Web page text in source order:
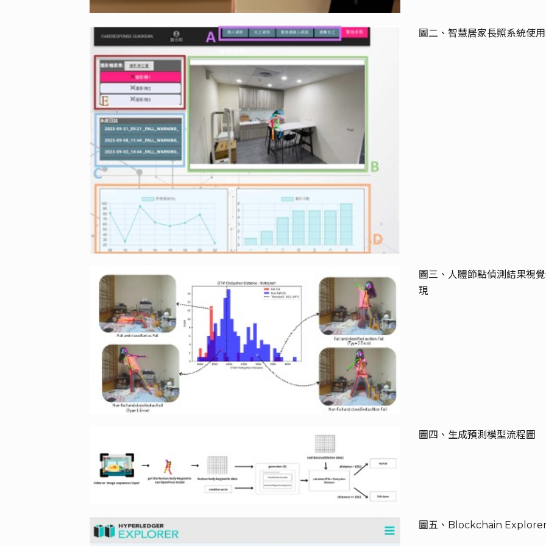
圖二、智慧居家長照系統使
圖三、人體節點偵測結果視
現
圖四、生成預測模型流程圖
圖五、Blockchain